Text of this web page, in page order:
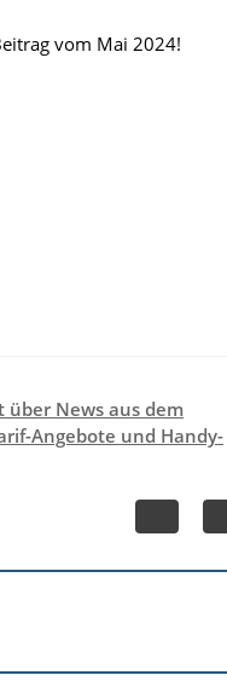
vom Mai 2024!
News aus dem
Angebote und Handy-